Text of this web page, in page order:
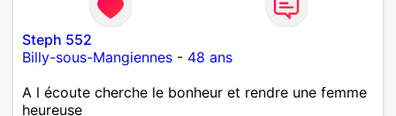
Steph 552
Billy-sous-Mangiennes - 48 ans
A l écoute cherche le bonheur et rendre une femme
heureuse